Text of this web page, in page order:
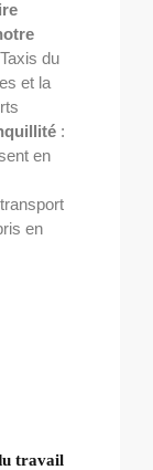
du
et la
:
en
en
travail